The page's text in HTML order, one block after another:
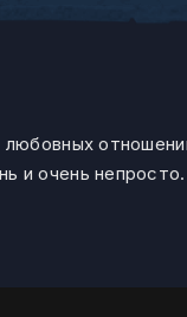
любовных
и очень непросто.